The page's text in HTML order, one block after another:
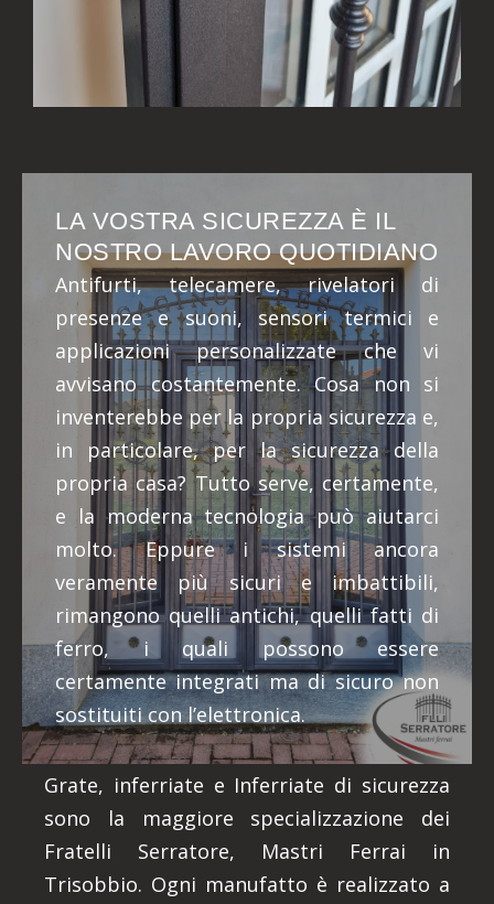
LA VOSTRA SICUREZZA È IL
NOSTRO LAVORO QUOTIDIANO
Antifurti, telecamere, rivelatori di
presenze e suoni, sensori termici e
applicazioni personalizzate che vi
avvisano costantemente. Cosa non si
inventerebbe per la propria sicurezza e,
in particolare, per la sicurezza della
propria casa? Tutto serve, certamente,
e la moderna tecnologia può aiutarci
molto. Eppure i sistemi ancora
veramente più sicuri e imbattibili,
rimangono quelli antichi, quelli fatti di
ferro, i quali possono essere
certamente integrati ma di sicuro non
sostituiti con l’elettronica.
Grate, inferriate e Inferriate di sicurezza
sono la maggiore specializzazione dei
Fratelli Serratore, Mastri Ferrai in
Trisobbio. Ogni manufatto è realizzato a